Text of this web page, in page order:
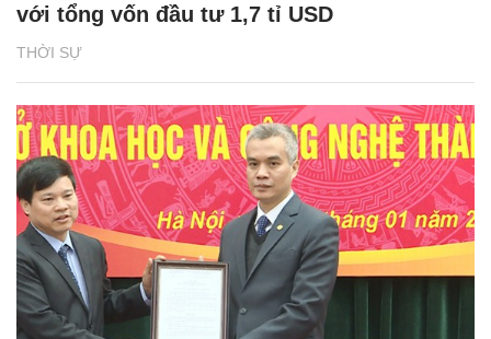
THỜI SỰ
với tổng vốn đầu tư 1,7 tỉ USD